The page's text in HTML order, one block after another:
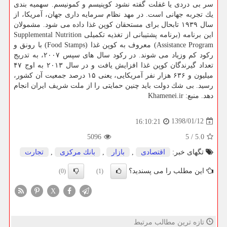
سر بی دردی یا غفلت گفته نشود كوپنیسم و كمونیسم. سهمیه بندی
یك تجربه جهانی است. در مهد نظام سرمایه داری جهان، آمریكا، از
سال ۱۹۳۹ تابحال برای مستحقان كوپن غذا داده می شود. مشمولان
این برنامه (برنامه پشتیبانی از تغذیه تكمیلی Supplemental Nutrition
Assistance Program) معروف به كوپن غذا (Food Stamps) با رونق و
ركود كم وزیاد می شوند. در ركود سال های سپس ۲۰۰۷، به تدریج
تعداد گیرندگان كوپن غذا افزایش یافت و در سال ۲۰۱۳ به اوج ۴۷
میلیون و ۶۳۶ هزار نفر آمریكایی، یعنی ۱۵ درصد جمعیت آن كشور،
رسید. بی شك دولت باید چنین حمایتی را از ملت شریف ایران انجام
دهد. منبع: Khamenei.ir
1398/01/12
16:10:21
5.0
/
5
5096
تگهای خبر:
اقتصادی , بازار , بانك مركزی , تجارت
این مطلب را می پسندید؟ (1)
(0)
X
تازه ترین مطالب مرتبط